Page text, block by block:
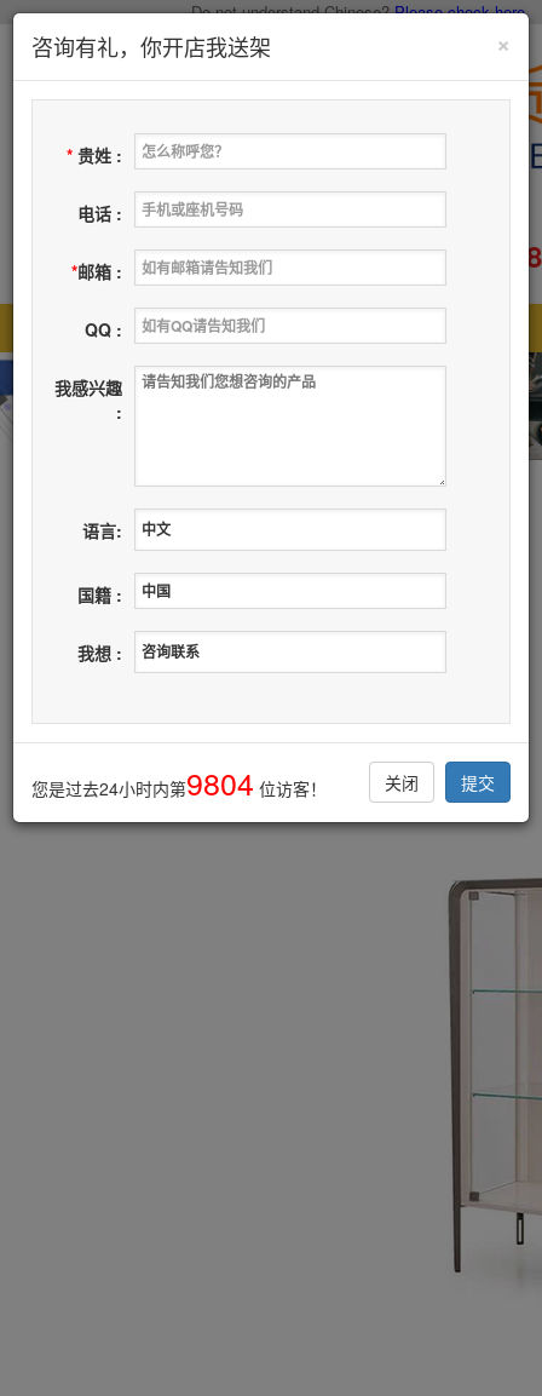
Do not understand Chinese?Please check here.
服务电话：400-883-6608
| 主营品类 |
联系我们 留个脚印
玻璃展示柜
×
咨询有礼，你开店我送架
* 贵姓 :
电话 :
*邮箱 :
QQ :
我感兴趣
:
语言:
国籍 :
我想 :
您是过去24小时内第9804 位访客！ 关闭 提交